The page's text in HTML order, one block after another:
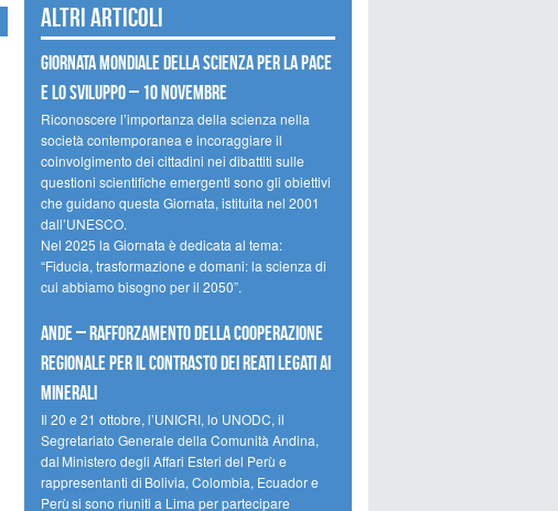
Altri articoli
Giornata mondiale della scienza per la pace
e lo sviluppo – 10 novembre
Riconoscere l’importanza della scienza nella
società contemporanea e incoraggiare il
coinvolgimento dei cittadini nei dibattiti sulle
questioni scientifiche emergenti sono gli obiettivi
che guidano questa Giornata, istituita nel 2001
dall’UNESCO.
Nel 2025 la Giornata è dedicata al tema:
“Fiducia, trasformazione e domani: la scienza di
cui abbiamo bisogno per il 2050”.
Ande – Rafforzamento della cooperazione
regionale per il contrasto dei reati legati ai
minerali
Il 20 e 21 ottobre, l’UNICRI, lo UNODC, il
Segretariato Generale della Comunità Andina,
dal Ministero degli Affari Esteri del Perù e
rappresentanti di Bolivia, Colombia, Ecuador e
Perù si sono riuniti a Lima per partecipare